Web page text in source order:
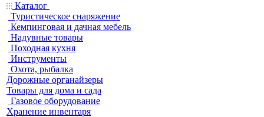
Каталог
Туристическое снаряжение
Кемпинговая и дачная мебель
Надувные товары
Походная кухня
Инструменты
Охота, рыбалка
Дорожные органайзеры
Товары для дома и сада
Газовое оборудование
Хранение инвентаря